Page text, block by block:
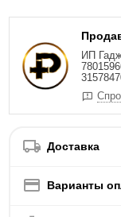
ИП
Доставка
Варианты